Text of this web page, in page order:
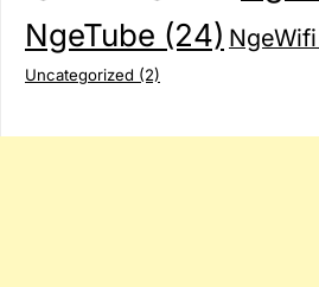
NgeTube (24) NgeWifi
Uncategorized (2)